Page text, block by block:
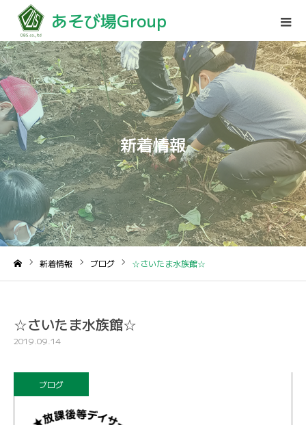
あそび場Group
新着情報
新着情報 ブログ ☆さいたま水族館☆
☆さいたま水族館☆
2019.09.14
ブログ